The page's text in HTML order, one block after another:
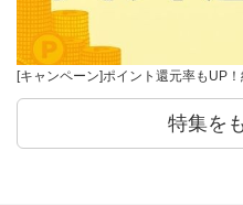
[キャンペーン]ポイント還元率もUP
特集を